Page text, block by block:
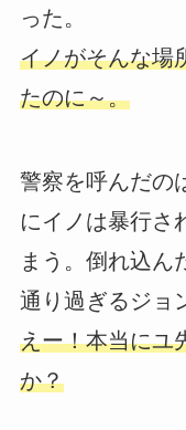
った。
イノがそんな場
たのに～。
警察を呼んだの
にイノは暴行さ
まう。倒れ込ん
通り過ぎるジョ
えー！本当にユ
か？